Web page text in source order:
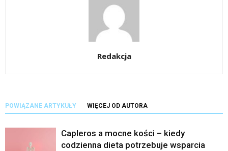
Redakcja
POWIĄZANE ARTYKUŁY WIĘCEJ OD AUTORA
Capleros a mocne kości – kiedy
codzienna dieta potrzebuje wsparcia